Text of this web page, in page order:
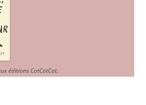
éditions CotCotCot.